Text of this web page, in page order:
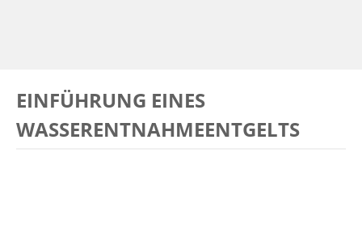
EINFÜHRUNG EINES
WASSERENTNAHMEENTGELTS